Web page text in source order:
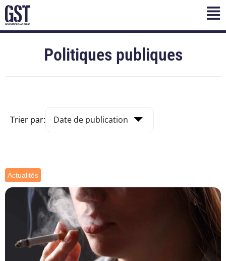
Politiques publiques
Trier par:
Actualités